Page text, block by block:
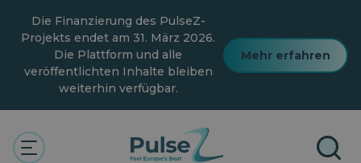
Hauptinhalt
springen
Die Finanzierung des PulseZ-
Projekts endet am 31. März 2026.
Die Plattform und alle
veröffentlichten Inhalte bleiben
weiterhin verfügbar.
Mehr erfahren